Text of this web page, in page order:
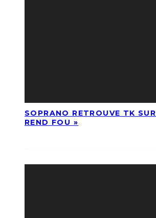
SOPRANO RETROUVE TK SUR
REND FOU »